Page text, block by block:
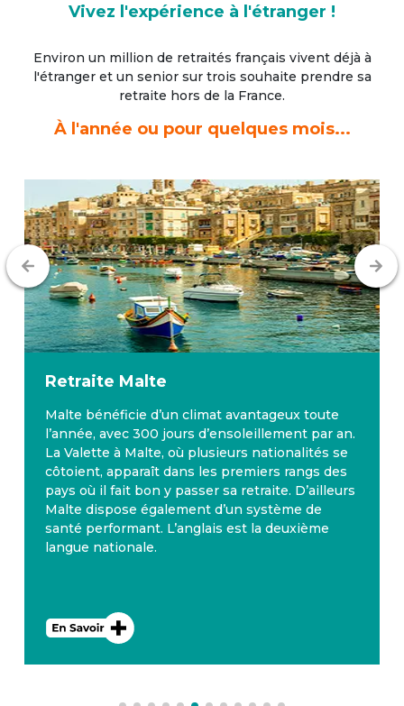
Vivez l'expérience à l'étranger !
Environ un million de retraités français vivent déjà à
l'étrangeret un senior sur trois souhaite prendre sa
retraite hors de la France.
À l'année ou pour quelques mois...
Retraite Malte
Malte bénéficie d’un climat avantageux toute
l’année, avec 300 jours d’ensoleillement par an.
La Valette à Malte, où plusieurs nationalités se
côtoient, apparaît dans les premiers rangs des
pays où il fait bon y passer sa retraite. D’ailleurs
Malte dispose également d’un système de
santé performant. L’anglais est la deuxième
langue nationale.